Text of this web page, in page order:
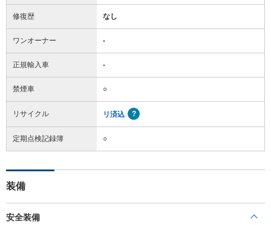
修復歴 なし
ワンオーナー -
正規輸入車 -
禁煙車 ○
リサイクル リ済込
定期点検記録簿 ○
装備
安全装備